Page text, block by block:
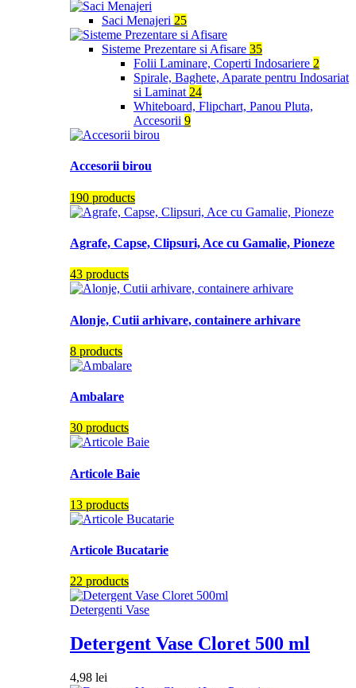
Saci Menajeri 25
Sisteme Prezentare si Afisare 35
Folii Laminare, Coperti Indosariere 2
Spirale, Baghete, Aparate pentru Indosariat
si Laminat 24
Whiteboard, Flipchart, Panou Pluta,
Accesorii 9
Accesorii birou
190 products
Agrafe, Capse, Clipsuri, Ace cu Gamalie, Pioneze
43 products
Alonje, Cutii arhivare, containere arhivare
8 products
Ambalare
30 products
Articole Baie
13 products
Articole Bucatarie
22 products
Detergenti Vase
Detergent Vase Cloret 500 ml
4,98 lei